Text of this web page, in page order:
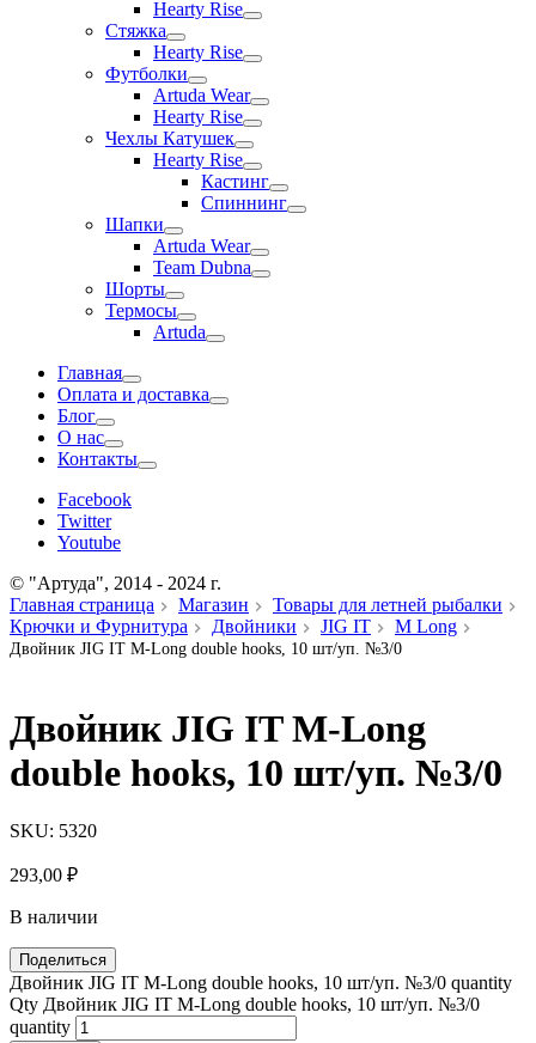
Hearty Rise
Стяжка
Hearty Rise
Футболки
Artuda Wear
Hearty Rise
Чехлы Катушек
Hearty Rise
Кастинг
Спиннинг
Шапки
Artuda Wear
Team Dubna
Шорты
Термосы
Artuda
Главная
Оплата и доставка
Блог
О нас
Контакты
Facebook
Twitter
Youtube
© "Артуда", 2014 - 2024 г.
Главная страница
Магазин
Товары для летней рыбалки
Крючки и Фурнитура
Двойники JIG IT M Long
Двойник JIG IT M-Long double hooks, 10 шт/уп. №3/0
Двойник JIG IT M-Long
double hooks, 10 шт/уп. №3/0
SKU: 5320
293,00 ₽
В наличии
Поделиться
Двойник JIG IT M-Long double hooks, 10 шт/уп. №3/0 quantity
Qty Двойник JIG IT M-Long double hooks, 10 шт/уп. №3/0
quantity